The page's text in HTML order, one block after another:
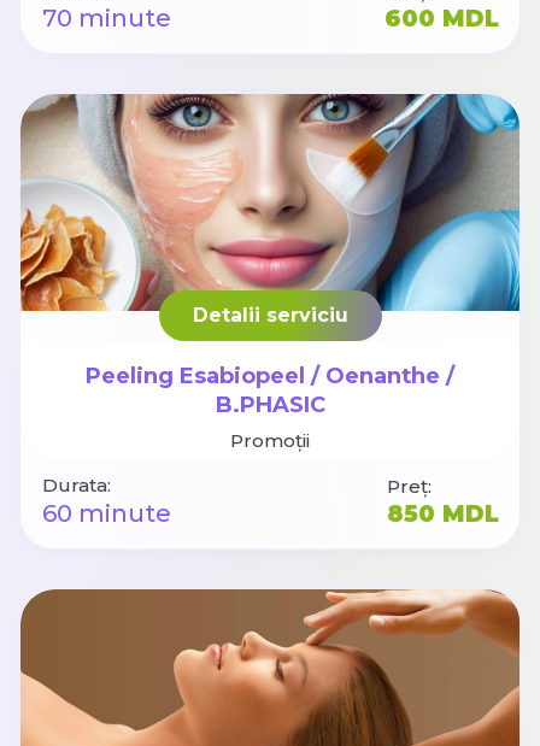
70 minute 600 MDL
Detalii serviciu
Peeling Esabiopeel / Oenanthe /
B.PHASIC
Promoții
Durata:
60 minute
Preț:
850 MDL